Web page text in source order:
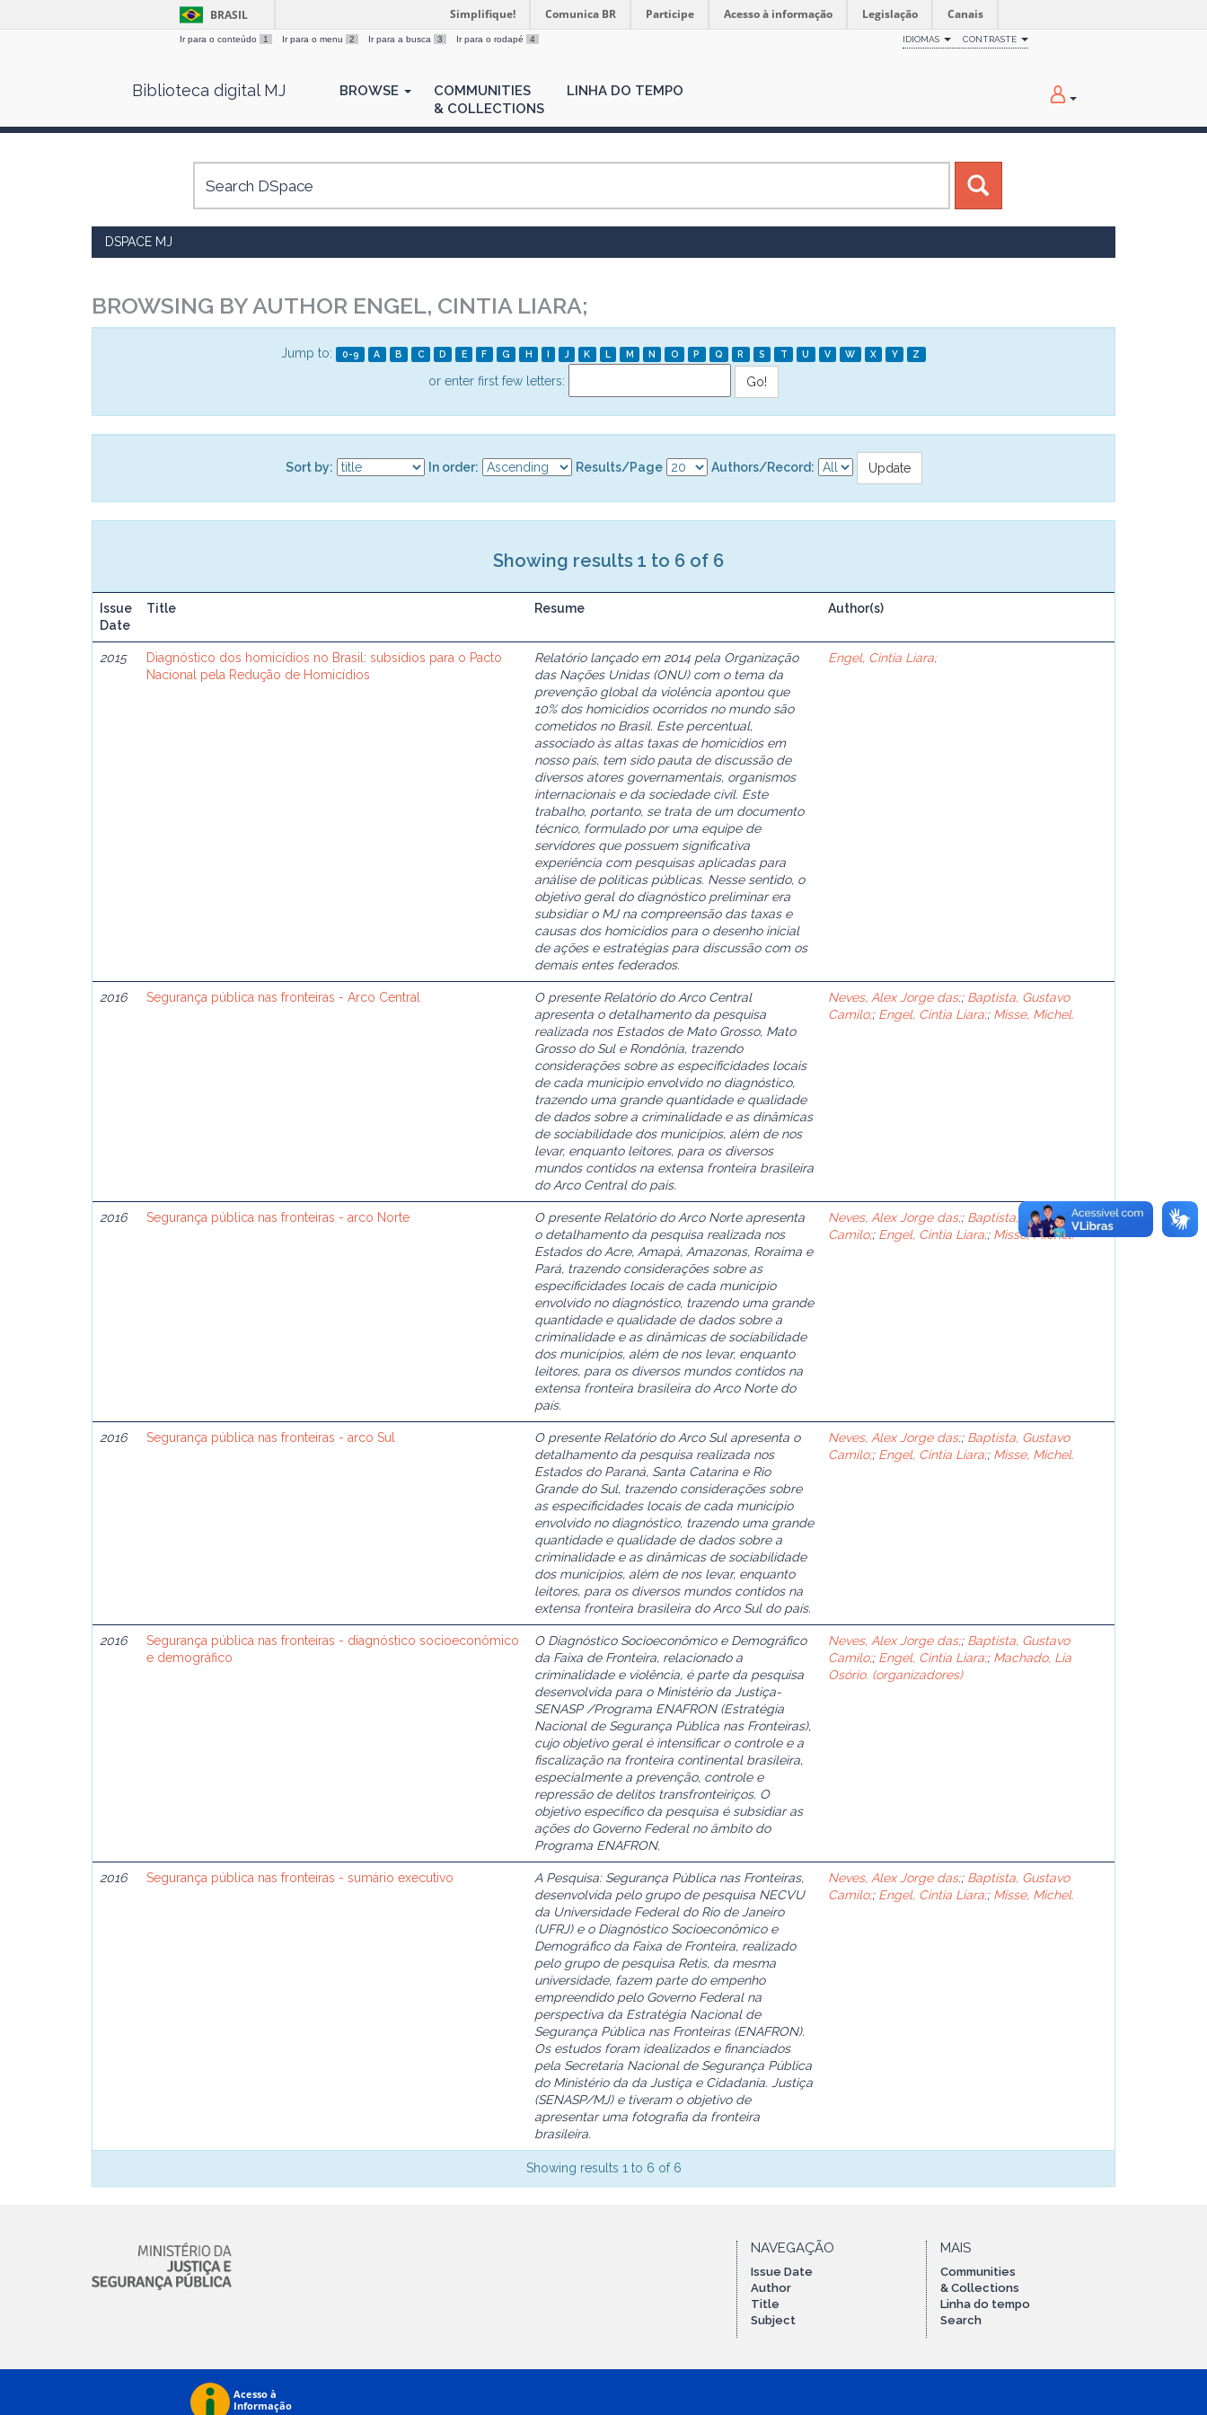
BRASIL Simplifique! Comunica BR Participe Acesso à informação Legislação Canais
Ir para o conteúdo 1 Ir para o menu 2 Ir para a busca 3 Ir para o rodapé 4 IDIOMAS CONTRASTE
Biblioteca digital MJ BROWSE
COMMUNITIES
& COLLECTIONS
LINHA DO TEMPO
DSPACE MJ
BROWSING BY AUTHOR ENGEL, CINTIA LIARA;
Jump to: 0-9 A B C D E F G H I J K L M N O P Q R S T U V W X Y Z
or enter first few letters:
Sort by: In order: Results/Page Authors/Record:
Showing results 1 to 6 of 6
Issue
Date
Title Resume Author(s)
2015
Diagnóstico dos homicídios no Brasil: subsídios para o Pacto
Nacional pela Redução de Homicídios
Relatório lançado em 2014 pela Organização
das Nações Unidas (ONU) com o tema da
prevenção global da violência apontou que
10% dos homicídios ocorridos no mundo são
cometidos no Brasil. Este percentual,
associado às altas taxas de homicídios em
nosso país, tem sido pauta de discussão de
diversos atores governamentais, organismos
internacionais e da sociedade civil. Este
trabalho, portanto, se trata de um documento
técnico, formulado por uma equipe de
servidores que possuem significativa
experiência com pesquisas aplicadas para
análise de políticas públicas. Nesse sentido, o
objetivo geral do diagnóstico preliminar era
subsidiar o MJ na compreensão das taxas e
causas dos homicídios para o desenho inicial
de ações e estratégias para discussão com os
demais entes federados.
Engel, Cintia Liara;
2016 Segurança pública nas fronteiras - Arco Central
O presente Relatório do Arco Central
apresenta o detalhamento da pesquisa
realizada nos Estados de Mato Grosso, Mato
Grosso do Sul e Rondônia, trazendo
considerações sobre as especificidades locais
de cada município envolvido no diagnóstico,
trazendo uma grande quantidade e qualidade
de dados sobre a criminalidade e as dinâmicas
de sociabilidade dos municípios, além de nos
levar, enquanto leitores, para os diversos
mundos contidos na extensa fronteira brasileira
do Arco Central do pais.
Neves, Alex Jorge das;; Baptista, Gustavo
Camilo;; Engel, Cintia Liara;; Misse, Michel.
2016 Segurança pública nas fronteiras - arco Norte
O presente Relatório do Arco Norte apresenta
o detalhamento da pesquisa realizada nos
Estados do Acre, Amapá, Amazonas, Roraima e
Pará, trazendo considerações sobre as
especificidades locais de cada município
envolvido no diagnóstico, trazendo uma grande
quantidade e qualidade de dados sobre a
criminalidade e as dinâmicas de sociabilidade
dos municípios, além de nos levar, enquanto
leitores, para os diversos mundos contidos na
extensa fronteira brasileira do Arco Norte do
país.
Neves, Alex Jorge das;; Baptista, Gustavo
Camilo;; Engel, Cintia Liara;; Misse, Michel.
2016 Segurança pública nas fronteiras - arco Sul
O presente Relatório do Arco Sul apresenta o
detalhamento da pesquisa realizada nos
Estados do Paraná, Santa Catarina e Rio
Grande do Sul, trazendo considerações sobre
as especificidades locais de cada município
envolvido no diagnóstico, trazendo uma grande
quantidade e qualidade de dados sobre a
criminalidade e as dinâmicas de sociabilidade
dos municípios, além de nos levar, enquanto
leitores, para os diversos mundos contidos na
extensa fronteira brasileira do Arco Sul do país.
Neves, Alex Jorge das;; Baptista, Gustavo
Camilo;; Engel, Cintia Liara;; Misse, Michel.
2016
Segurança pública nas fronteiras - diagnóstico socioeconômico
e demográfico
O Diagnóstico Socioeconômico e Demográfico
da Faixa de Fronteira, relacionado a
criminalidade e violência, é parte da pesquisa
desenvolvida para o Ministério da Justiça-
SENASP /Programa ENAFRON (Estratégia
Nacional de Segurança Pública nas Fronteiras),
cujo objetivo geral é intensificar o controle e a
fiscalização na fronteira continental brasileira,
especialmente a prevenção, controle e
repressão de delitos transfronteiriços. O
objetivo específico da pesquisa é subsidiar as
ações do Governo Federal no âmbito do
Programa ENAFRON.
Neves, Alex Jorge das;; Baptista, Gustavo
Camilo;; Engel, Cintia Liara;; Machado, Lia
Osório. (organizadores)
2016 Segurança pública nas fronteiras - sumário executivo
A Pesquisa: Segurança Pública nas Fronteiras,
desenvolvida pelo grupo de pesquisa NECVU
da Universidade Federal do Rio de Janeiro
(UFRJ) e o Diagnóstico Socioeconômico e
Demográfico da Faixa de Fronteira, realizado
pelo grupo de pesquisa Retis, da mesma
universidade, fazem parte do empenho
empreendido pelo Governo Federal na
perspectiva da Estratégia Nacional de
Segurança Pública nas Fronteiras (ENAFRON).
Os estudos foram idealizados e financiados
pela Secretaria Nacional de Segurança Pública
do Ministério da da Justiça e Cidadania. Justiça
(SENASP/MJ) e tiveram o objetivo de
apresentar uma fotografia da fronteira
brasileira.
Neves, Alex Jorge das;; Baptista, Gustavo
Camilo;; Engel, Cintia Liara;; Misse, Michel.
Showing results 1 to 6 of 6
NAVEGAÇÃO
Issue Date
Author
Title
Subject
MAIS
Communities
& Collections
Linha do tempo
Search